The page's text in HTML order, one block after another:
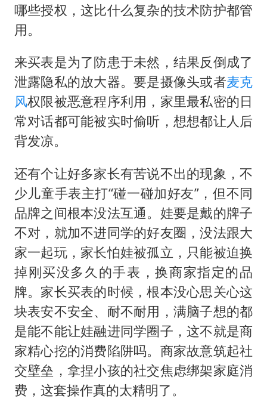
哪些授权，这比什么复杂的技术防护都管
用。
来买表是为了防患于未然，结果反倒成了
泄露隐私的放大器。要是摄像头或者麦克
风权限被恶意程序利用，家里最私密的日
常对话都可能被实时偷听，想想都让人后
背发凉。
还有个让好多家长有苦说不出的现象，不
少儿童手表主打“碰一碰加好友”，但不同
品牌之间根本没法互通。娃要是戴的牌子
不对，就加不进同学的好友圈，没法跟大
家一起玩，家长怕娃被孤立，只能被迫换
掉刚买没多久的手表，换商家指定的品
牌。家长买表的时候，根本没心思关心这
块表安不安全、耐不耐用，满脑子想的都
是能不能让娃融进同学圈子，这不就是商
家精心挖的消费陷阱吗。商家故意筑起社
交壁垒，拿捏小孩的社交焦虑绑架家庭消
费，这套操作真的太精明了。